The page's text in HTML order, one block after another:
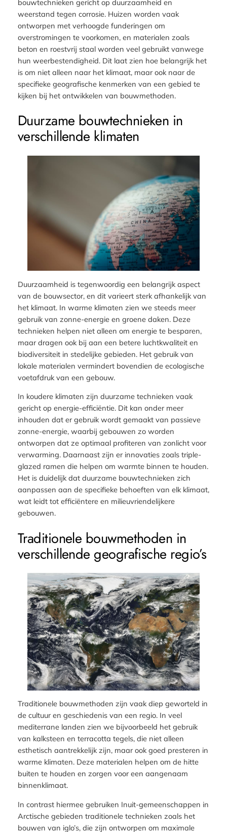
bouwtechnieken gericht op duurzaamheid en
weerstand tegen corrosie. Huizen worden vaak
ontworpen met verhoogde funderingen om
overstromingen te voorkomen, en materialen zoals
beton en roestvrij staal worden veel gebruikt vanwege
hun weerbestendigheid. Dit laat zien hoe belangrijk het
is om niet alleen naar het klimaat, maar ook naar de
specifieke geografische kenmerken van een gebied te
kijken bij het ontwikkelen van bouwmethoden.
Duurzame bouwtechnieken in
verschillende klimaten
Duurzaamheid is tegenwoordig een belangrijk aspect
van de bouwsector, en dit varieert sterk afhankelijk van
het klimaat. In warme klimaten zien we steeds meer
gebruik van zonne-energie en groene daken. Deze
technieken helpen niet alleen om energie te besparen,
maar dragen ook bij aan een betere luchtkwaliteit en
biodiversiteit in stedelijke gebieden. Het gebruik van
lokale materialen vermindert bovendien de ecologische
voetafdruk van een gebouw.
In koudere klimaten zijn duurzame technieken vaak
gericht op energie-efficiëntie. Dit kan onder meer
inhouden dat er gebruik wordt gemaakt van passieve
zonne-energie, waarbij gebouwen zo worden
ontworpen dat ze optimaal profiteren van zonlicht voor
verwarming. Daarnaast zijn er innovaties zoals triple-
glazed ramen die helpen om warmte binnen te houden.
Het is duidelijk dat duurzame bouwtechnieken zich
aanpassen aan de specifieke behoeften van elk klimaat,
wat leidt tot efficiëntere en milieuvriendelijkere
gebouwen.
Traditionele bouwmethoden in
verschillende geografische regio’s
Traditionele bouwmethoden zijn vaak diep geworteld in
de cultuur en geschiedenis van een regio. In veel
mediterrane landen zien we bijvoorbeeld het gebruik
van kalksteen en terracotta tegels, die niet alleen
esthetisch aantrekkelijk zijn, maar ook goed presteren in
warme klimaten. Deze materialen helpen om de hitte
buiten te houden en zorgen voor een aangenaam
binnenklimaat.
In contrast hiermee gebruiken Inuit-gemeenschappen in
Arctische gebieden traditionele technieken zoals het
bouwen van iglo’s, die zijn ontworpen om maximale